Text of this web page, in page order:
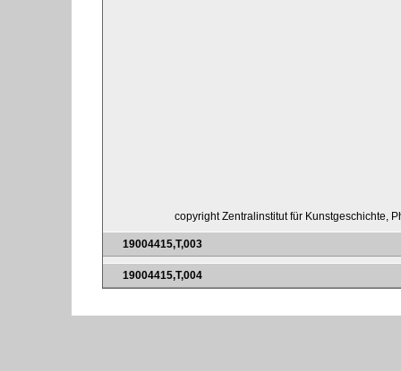
copyright Zentralinstitut für Kunstgeschichte,
19004415,T,003
19004415,T,004